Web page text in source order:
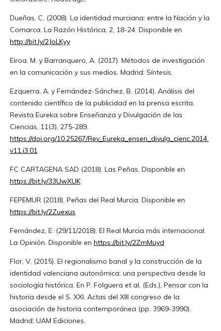
Dueñas, C. (2008). La identidad murciana: entre la Nación y la
Comarca. La Razón Histórica, 2, 18-24. Disponible en
http://bit.ly/2JoLKyy
Eiroa, M. y Barranquero, A. (2017). Métodos de investigación
en la comunicación y sus medios. Madrid: Síntesis.
Ezquerra, A. y Fernández-Sánchez, B. (2014). Análisis del
contenido científico de la publicidad en la prensa escrita.
Revista Eureka sobre Enseñanza y Divulgación de las
Ciencias, 11(3), 275-289.
https://doi.org/10.25267/Rev_Eureka_ensen_divulg_cienc.2014.
v11.i3.01
FC CARTAGENA SAD (2018). Las Peñas. Disponible en
https://bit.ly/33UwXUK
FEPEMUR (2018). Peñas del Real Murcia. Disponible en
https://bit.ly/2Zuexus
Fernández, E. (29/11/2018). El Real Murcia más internacional.
La Opinión. Disponible en https://bit.ly/2ZmMuyd
Flor, V. (2015). El regionalismo banal y la construcción de la
identidad valenciana autonómica: una perspectiva desde la
sociología histórica. En P. Folguera et al. (Eds.), Pensar con la
historia desde el S. XXI. Actas del XIII congreso de la
asociación de historia contemporánea (pp. 3969-3990).
Madrid: UAM Ediciones.